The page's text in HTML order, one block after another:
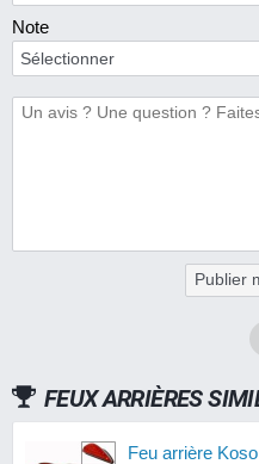
Note
Publier
FEUX ARRIÈRES
Feu arrière